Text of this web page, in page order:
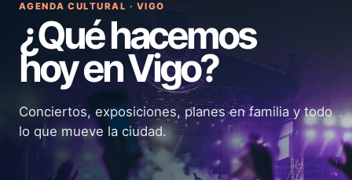
AGENDA CULTURAL · VIGO
¿Qué hacemos
hoy en Vigo?
Conciertos, exposiciones, planes en familia y todo
lo que mueve la ciudad.